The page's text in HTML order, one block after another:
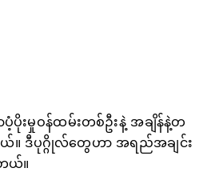
းမှုဝန်ထမ်းတစ်ဦးနဲ့ အချိန်နဲ့တ
ယ်။ ဒီပုဂ္ဂိုလ်တွေဟာ အရည်အချင်း
ယ်။